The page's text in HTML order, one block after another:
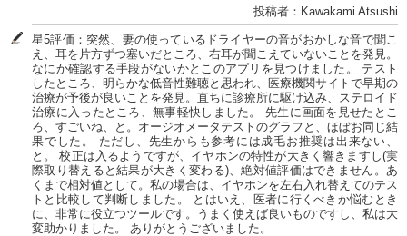
投稿者：Kawakami Atsushi
星5評価：突然、妻の使っているドライヤーの音がおかしな音で聞こ
え、耳を片方ずつ塞いだところ、右耳が聞こえていないことを発見。
なにか確認する手段がないかとこのアプリを見つけました。 テスト
したところ、明らかな低音性難聴と思われ、医療機関サイトで早期の
治療が予後が良いことを発見。直ちに診療所に駆け込み、ステロイド
治療に入ったところ、無事軽快しました。 先生に画面を見せたとこ
ろ、すごいね、と。オージオメータテストのグラフと、ほぼお同じ結
果でした。 ただし、先生からも参考には成毛お推奨は出来ない、
と。 校正は入るようですが、イヤホンの特性が大きく響きますし(実
際取り替えると結果が大きく変わる)、絶対値評価はできません。あ
くまで相対値として。私の場合は、イヤホンを左右入れ替えてのテス
トと比較して判断しました。 とはいえ、医者に行くべきか悩むとき
に、非常に役立つツールです。うまく使えば良いものですし、私は大
変助かりました。 ありがとうございました。